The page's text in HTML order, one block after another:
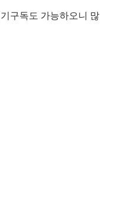
구독도 가능하오니 많